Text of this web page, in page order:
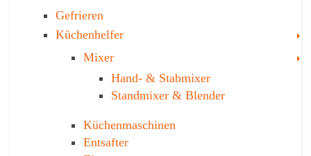
Gefrieren
Küchenhelfer
Mixer
Hand- & ­Stabmixer
Stand­mixer & Blender
Küchen­maschinen
Entsafter